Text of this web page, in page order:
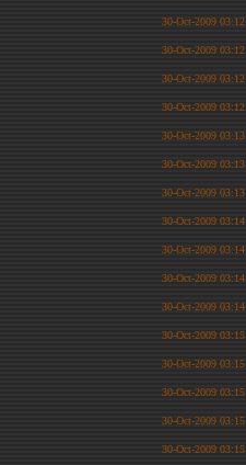
30-Oct-2009 03:12
30-Oct-2009 03:12
30-Oct-2009 03:12
30-Oct-2009 03:12
30-Oct-2009 03:13
30-Oct-2009 03:13
30-Oct-2009 03:13
30-Oct-2009 03:14
30-Oct-2009 03:14
30-Oct-2009 03:14
30-Oct-2009 03:14
30-Oct-2009 03:15
30-Oct-2009 03:15
30-Oct-2009 03:15
30-Oct-2009 03:15
30-Oct-2009 03:15